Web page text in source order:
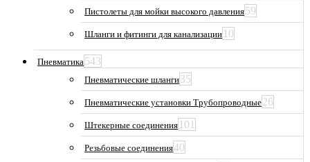
Пистолеты для мойки высокого давления59
Шланги и фитинги для канализации 10
Пневматика543
Пневматические шланги35
Пневматические установки Трубопроводные26
Штекерные соединения 101
Резьбовые соединения40